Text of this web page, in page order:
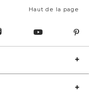
Haut de la page